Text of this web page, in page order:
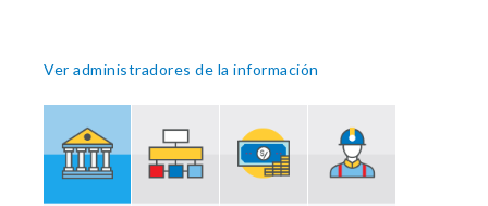
Ver administradores de la información